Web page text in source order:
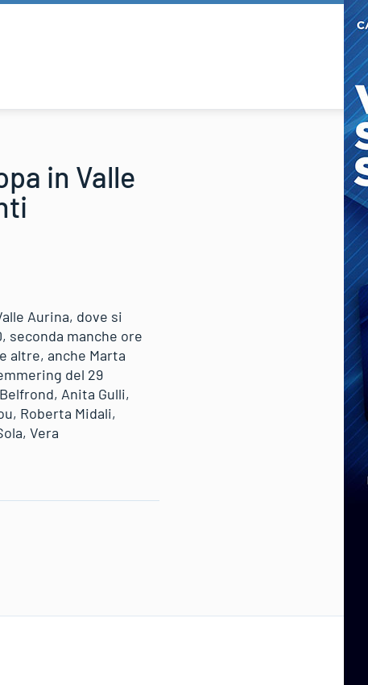
in Valle
Aurina, dove si
seconda manche ore
altre, anche Marta
del 29
Anita Gulli,
Roberta Midali,
Vera